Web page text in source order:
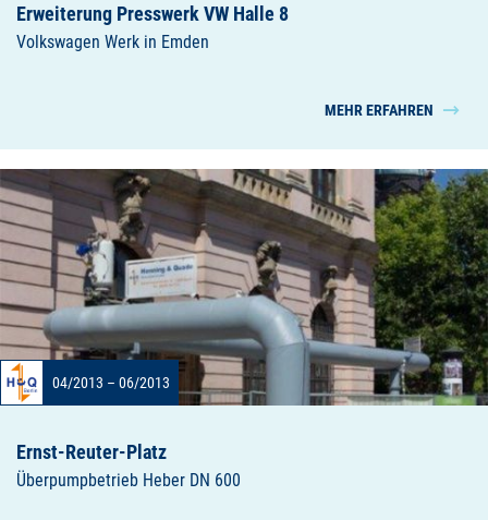
Erweiterung Presswerk VW Halle 8
Volkswagen Werk in Emden
MEHR ERFAHREN
04/2013 – 06/2013
Ernst-Reuter-Platz
Überpumpbetrieb Heber DN 600